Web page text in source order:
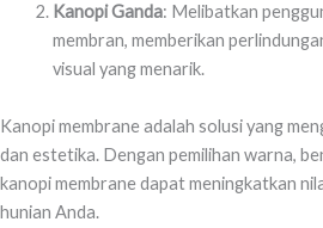
Kanopi Ganda: Melibatkan
membran, memberikan
visual yang menarik.
Kanopi membrane adalah solusi yang
dan estetika. Dengan pemilihan warna,
kanopi membrane dapat meningkatkan
hunian Anda.